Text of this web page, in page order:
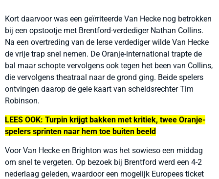
Kort daarvoor was een geïrriteerde Van Hecke nog betrokken
bij een opstootje met Brentford-verdediger Nathan Collins.
Na een overtreding van de Ierse verdediger wilde Van Hecke
de vrije trap snel nemen. De Oranje-international trapte de
bal maar schopte vervolgens ook tegen het been van Collins,
die vervolgens theatraal naar de grond ging. Beide spelers
ontvingen daarop de gele kaart van scheidsrechter Tim
Robinson.
LEES OOK: Turpin krijgt bakken met kritiek, twee Oranje-
spelers sprinten naar hem toe buiten beeld
Voor Van Hecke en Brighton was het sowieso een middag
om snel te vergeten. Op bezoek bij Brentford werd een 4-2
nederlaag geleden, waardoor een mogelijk Europees ticket